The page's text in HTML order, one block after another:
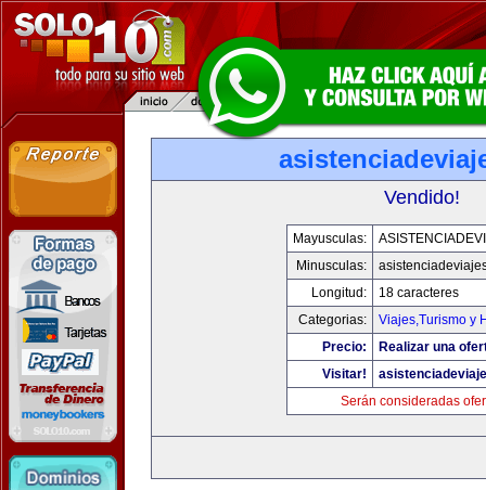
Vendido!
Mayusculas:
Minusculas:
Longitud:
18 caracteres
Categorias:
Viajes,Turismo y
Precio:
Realizar una
Visitar!
Serán consideradas